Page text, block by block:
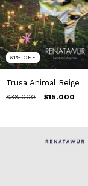
61 % OFF
Trusa Animal Beige
$38.000 $15.000